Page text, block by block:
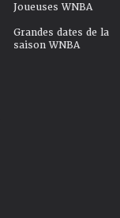
Joueuses WNBA
Grandes dates de la
saison WNBA